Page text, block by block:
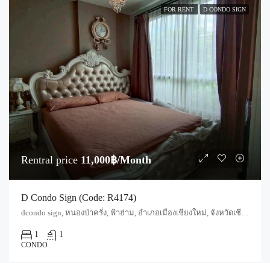
FOR RENT D CONDO SIGN
Rentral price 11,000฿/Month
D Condo Sign (Code: R4174)
dcondo sign, หนองป่าครั่ง, ฟ้าฮ่าม, อำเภอเมืองเชียงใหม่, จังหวัดเชียงใหม่, 50300, ประเทศไทย, Chiang Mai, Mueang Chiang Mai, Fa Ham
1 1
CONDO